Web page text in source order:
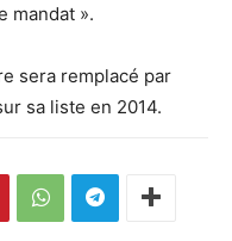
mandat ».
sera remplacé par
sa liste en 2014.